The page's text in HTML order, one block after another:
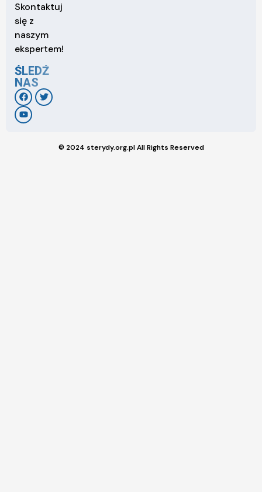
Skontaktuj
się z
naszym
ekspertem!
ŚLEDŹ
NAS
© 2024 sterydy.org.pl All Rights Reserved